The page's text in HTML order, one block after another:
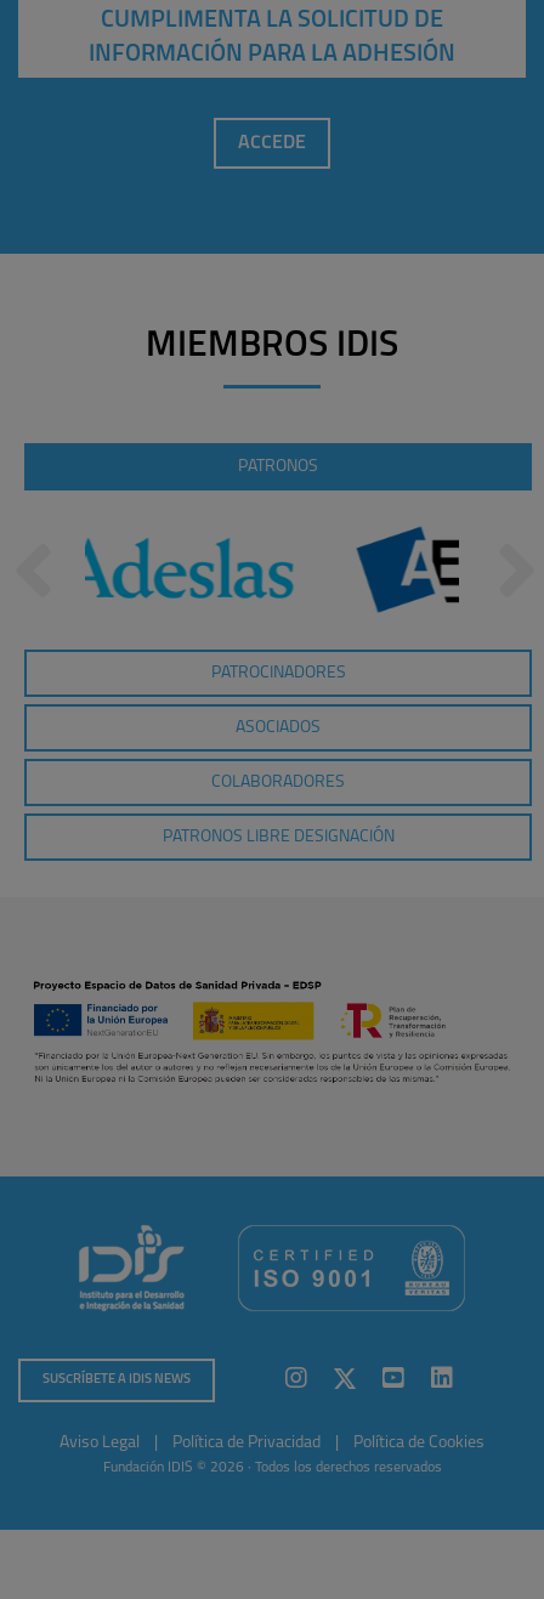
CUMPLIMENTA LA SOLICITUD DE
INFORMACIÓN PARA LA ADHESIÓN
ACCEDE
MIEMBROS IDIS
PATRONOS
PATROCINADORES
ASOCIADOS
COLABORADORES
PATRONOS LIBRE DESIGNACIÓN
SUSCRÍBETE A IDIS NEWS
Aviso Legal Política de Privacidad Política de Cookies
Fundación IDIS © 2026 · Todos los derechos reservados